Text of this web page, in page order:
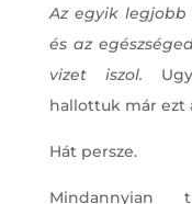
Az egyik
és az
vizet iszol.
hallottuk már ezt
Hát persze.